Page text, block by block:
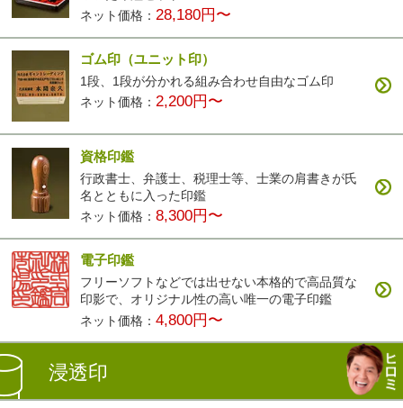
ネット価格： 28,180円〜
ゴム印（ユニット印）
1段、1段が分かれる組み合わせ自由なゴム印
ネット価格：2,200円〜
資格印鑑
行政書士、弁護士、税理士等、士業の肩書きが氏
名とともに入った印鑑
ネット価格：8,300円〜
電子印鑑
フリーソフトなどでは出せない本格的で高品質な
印影で、オリジナル性の高い唯一の電子印鑑
ネット価格：4,800円〜
浸透印